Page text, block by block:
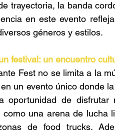
trayectoria, la banda
en este evento
géneros y estilos.
festival: un encuentro
Fest no se limita a la
un evento único donde
oportunidad de
como una arena de lucha
de food trucks.